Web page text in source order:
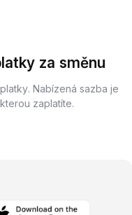
za směnu
Nabízená sazba je
zaplatíte.